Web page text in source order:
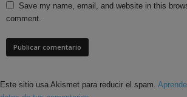
Save my name, email, and website in this
comment.
Este sitio usa Akismet para reducir el spam.